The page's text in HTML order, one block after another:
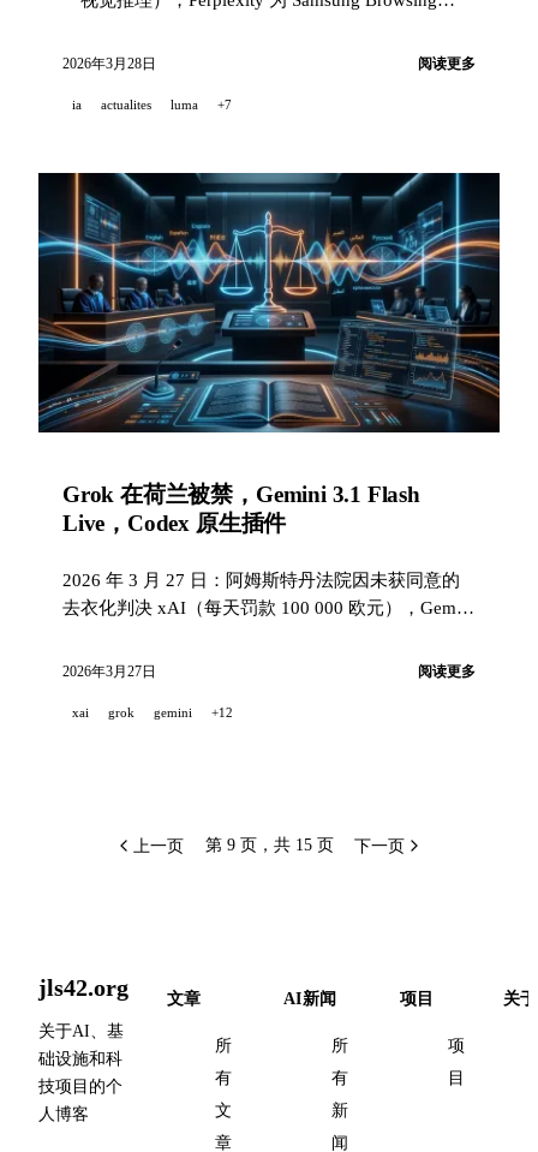
v2.1.86 带来约 15 项重大发布修复，GitHub Copilot
2026年3月28日 阅读更多
ia actualites luma +7
Grok 在荷兰被禁，Gemini 3.1 Flash
Live，Codex 原生插件
2026 年 3 月 27 日：阿姆斯特丹法院因未获同意的
去衣化判决 xAI（每天罚款 100 000 欧元），Gemini
Slack/Figma/Notion 原生插件，Anthropic 公开
首位 ASR，Suno v5.5，Voxtral TTS。
2026年3月27日 阅读更多
xai grok gemini +12
上一页 第 9 页，共 15 页 下一页
jls42.org
关于AI、基
础设施和科
技项目的个
人博客
文章
所
有
文
章
AI新闻
所
有
新
闻
项目
项
目
关于